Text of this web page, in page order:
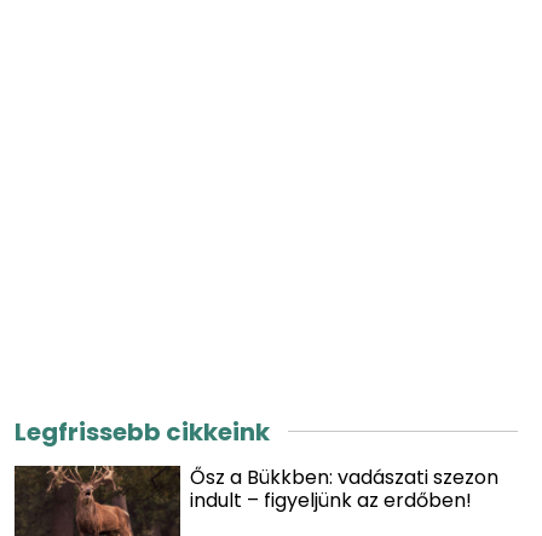
Legfrissebb cikkeink
Ősz a Bükkben: vadászati szezon
indult – figyeljünk az erdőben!